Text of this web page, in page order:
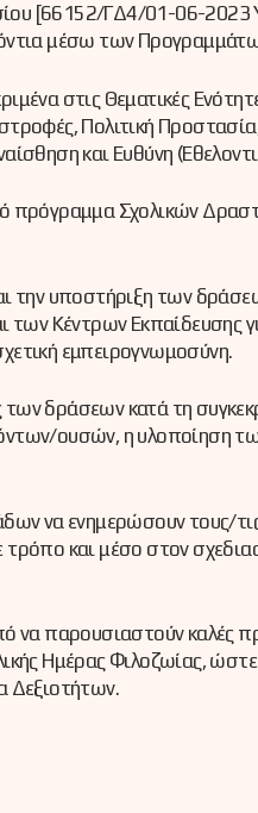
[66152/ΓΔ4/01-06-2023
μέσω των
στις Θεματικές
Πολιτική
και Ευθύνη
πρόγραμμα Σχολικών
την υποστήριξη των
Κέντρων Εκπαίδευσης
εμπειρογνωμοσύνη.
δράσεων κατά τη
ουσών, η υλοποίηση
να ενημερώσουν τους/
και μέσο στον
να παρουσιαστούν καλές
Ημέρας Φιλοζωίας,
Δεξιοτήτων.